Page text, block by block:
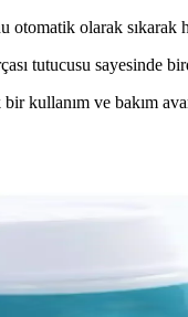
otomatik olarak sıkarak
tutucusu sayesinde
kullanım ve bakım
Çevirmeli Pratik
Diş Macunu